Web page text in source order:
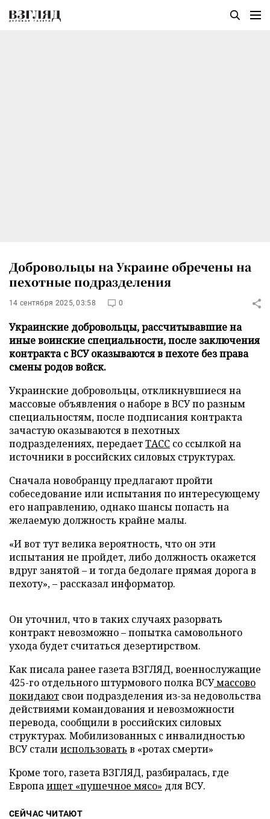
Добровольцы на Украине обречены на
пехотные подразделения
14 сентября 2025, 03:58 0
Украинские добровольцы, рассчитывавшие на
иные воинские специальности, после заключения
контракта с ВСУ оказываются в пехоте без права
смены родов войск.
Украинские добровольцы, откликнувшиеся на
массовые объявления о наборе в ВСУ по разным
специальностям, после подписания контракта
зачастую оказываются в пехотных
подразделениях, передаетТАСС со ссылкой на
источники в российских силовых структурах.
Сначала новобранцу предлагают пройти
собеседование или испытания по интересующему
его направлению, однако шансы попасть на
желаемую должность крайне малы.
«И вот тут велика вероятность, что он эти
испытания не пройдет, либо должность окажется
вдруг занятой – и тогда бедолаге прямая дорога в
пехоту», – рассказал информатор.
Он уточнил, что в таких случаях разорвать
контракт невозможно – попытка самовольного
ухода будет считаться дезертирством.
Как писала ранее газета ВЗГЛЯД, военнослужащие
425-го отдельного штурмового полка ВСУмассово
покидают свои подразделения из-за недовольства
действиями командования и невозможности
перевода, сообщили в российских силовых
структурах. Мобилизованных с инвалидностью
ВСУ сталииспользовать в «ротах смерти»
Кроме того, газета ВЗГЛЯД, разбиралась, где
Европаищет «пушечное мясо» для ВСУ.
СЕЙЧАС ЧИТАЮТ